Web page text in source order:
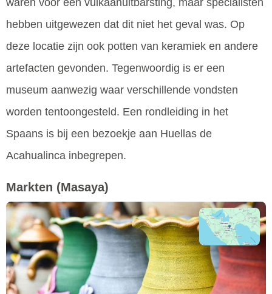
hebben uitgewezen dat dit niet het geval was. Op
deze locatie zijn ook potten van keramiek en andere
artefacten gevonden. Tegenwoordig is er een
museum aanwezig waar verschillende vondsten
worden tentoongesteld. Een rondleiding in het
Spaans is bij een bezoekje aan Huellas de
Acahualinca inbegrepen.
Markten (Masaya)